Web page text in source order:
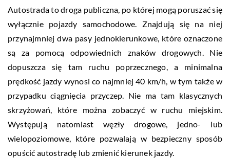
Autostrada to droga publiczna, po której mogą poruszać się
wyłącznie pojazdy samochodowe. Znajdują się na niej
przynajmniej dwa pasy jednokierunkowe, które oznaczone
są za pomocą odpowiednich znaków drogowych. Nie
dopuszcza się tam ruchu poprzecznego, a minimalna
prędkość jazdy wynosi co najmniej 40 km/h, w tym także w
przypadku ciągnięcia przyczep. Nie ma tam klasycznych
skrzyżowań, które można zobaczyć w ruchu miejskim.
Występują natomiast węzły drogowe, jedno- lub
wielopoziomowe, które pozwalają w bezpieczny sposób
opuścić autostradę lub zmienić kierunek jazdy.